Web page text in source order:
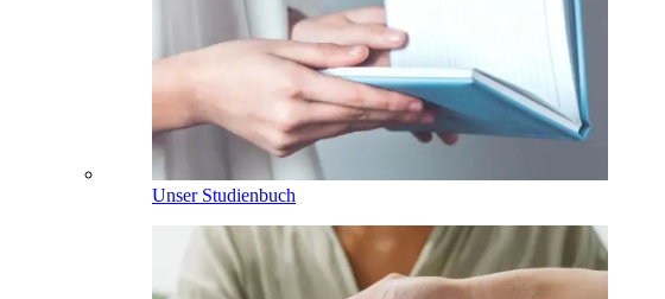
Unser Studienbuch